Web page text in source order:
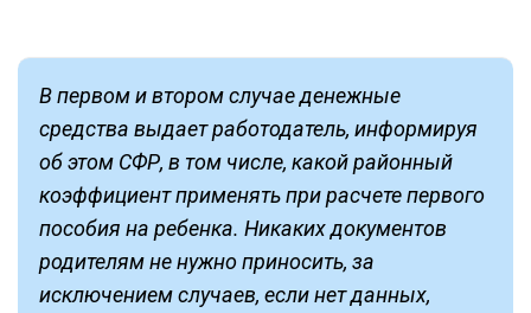
В первом и втором случае денежные
средства выдает работодатель, информируя
об этом СФР, в том числе, какой районный
коэффициент применять при расчете первого
пособия на ребенка. Никаких документов
родителям не нужно приносить, за
исключением случаев, если нет данных,